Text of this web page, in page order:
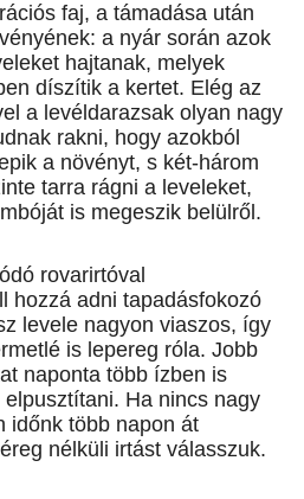
faj, a támadása után
a nyár során azok
hajtanak, melyek
díszítik a kertet. Elég az
a levéldarazsak olyan nagy
rakni, hogy azokból
a növényt, s két-három
tarra rágni a leveleket,
is megeszik belülről.
rovarirtóval
hozzá adni tapadásfokozó
levele nagyon viaszos, így
is lepereg róla. Jobb
naponta több ízben is
Ha nincs nagy
időnk több napon át
nélküli irtást válasszuk.